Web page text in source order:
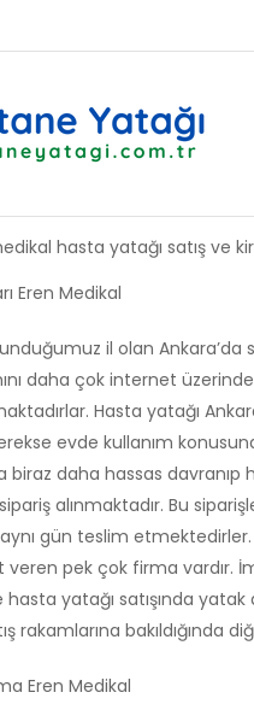
hasta yatağı satış ve
Eren Medikal
il olan Ankara’da
daha çok internet
Hasta yatağı
evde kullanım
biraz daha hassas davranıp
alınmaktadır. Bu
gün teslim
pek çok firma vardır.
hasta yatağı satışında
rakamlarına
Eren Medikal